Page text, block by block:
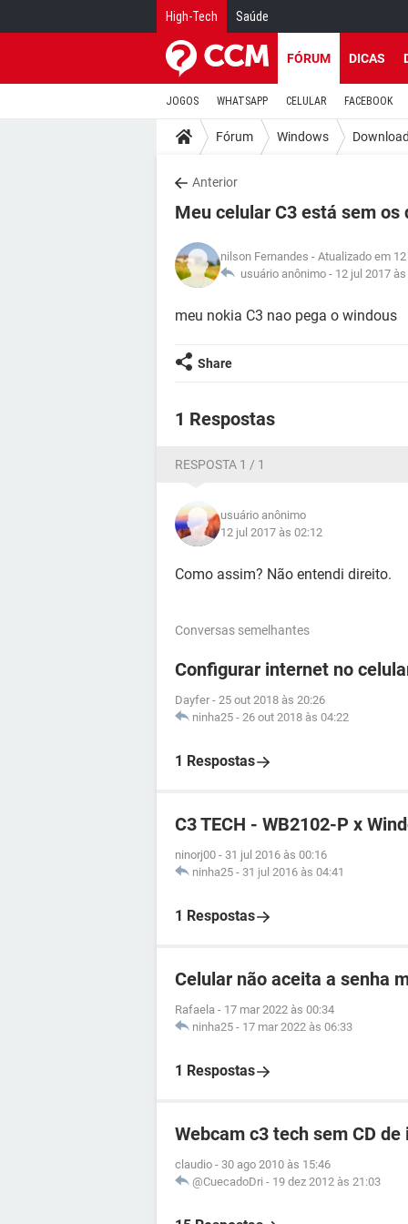
High-Tech Saúde
FÓRUM DICAS
JOGOS WHATSAPP CELULAR FACEBOOK
Fórum Windows
Anterior
Meu celular C3 está sem os
nilson Fernandes - Atualizado em
usuário anônimo - 12 jul 2017
meu nokia C3 nao pega o windous
Share
1 Respostas
RESPOSTA 1 / 1
usuário anônimo
12 jul 2017 às 02:12
Como assim? Não entendi direito.
Conversas semelhantes
Configurar internet no
Dayfer - 25 out 2018 às 20:26
ninha25 - 26 out 2018 às 04:22
1 Respostas
C3 TECH - WB2102-P x
ninorj00 - 31 jul 2016 às 00:16
ninha25 - 31 jul 2016 às 04:41
1 Respostas
Celular não aceita a senha
Rafaela - 17 mar 2022 às 00:34
ninha25 - 17 mar 2022 às 06:33
1 Respostas
Webcam c3 tech sem CD
claudio - 30 ago 2010 às 15:46
@CuecadoDri - 19 dez 2012 às 21:03